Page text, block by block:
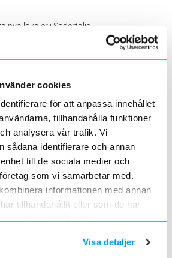
cookies
för att anpassa innehållet
tillhandahålla funktioner
analysera vår trafik. Vi
sådana identifierare och annan
till de sociala medier och
som vi samarbetar med.
informationen med annan
tillhandahållit eller som de har
deras tjänster.
Visa detaljer
nya lokaler i Södertälje
i Södertälje
av Charge Amps produkter
för installatörer
05-01
råvarupriser.
högsta betyg inom